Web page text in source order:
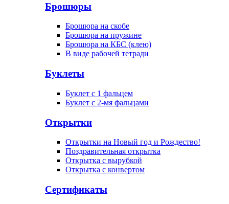
Брошюры
Брошюра на скобе
Брошюра на пружине
Брошюра на КБС (клею)
В виде рабочей тетради
Буклеты
Буклет с 1 фальцем
Буклет с 2-мя фальцами
Открытки
Открытки на Новый год и Рождество!
Поздравительная открытка
Открытка с вырубкой
Открытка с конвертом
Сертификаты